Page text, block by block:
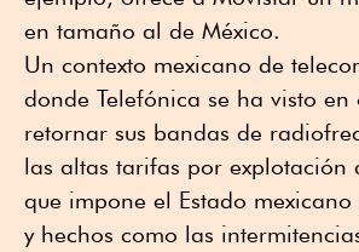
en tamaño al de México.
Un contexto mexicano de
donde Telefónica se ha visto
retornar sus bandas de
las altas tarifas por explotación
que impone el Estado mexicano
y hechos como las